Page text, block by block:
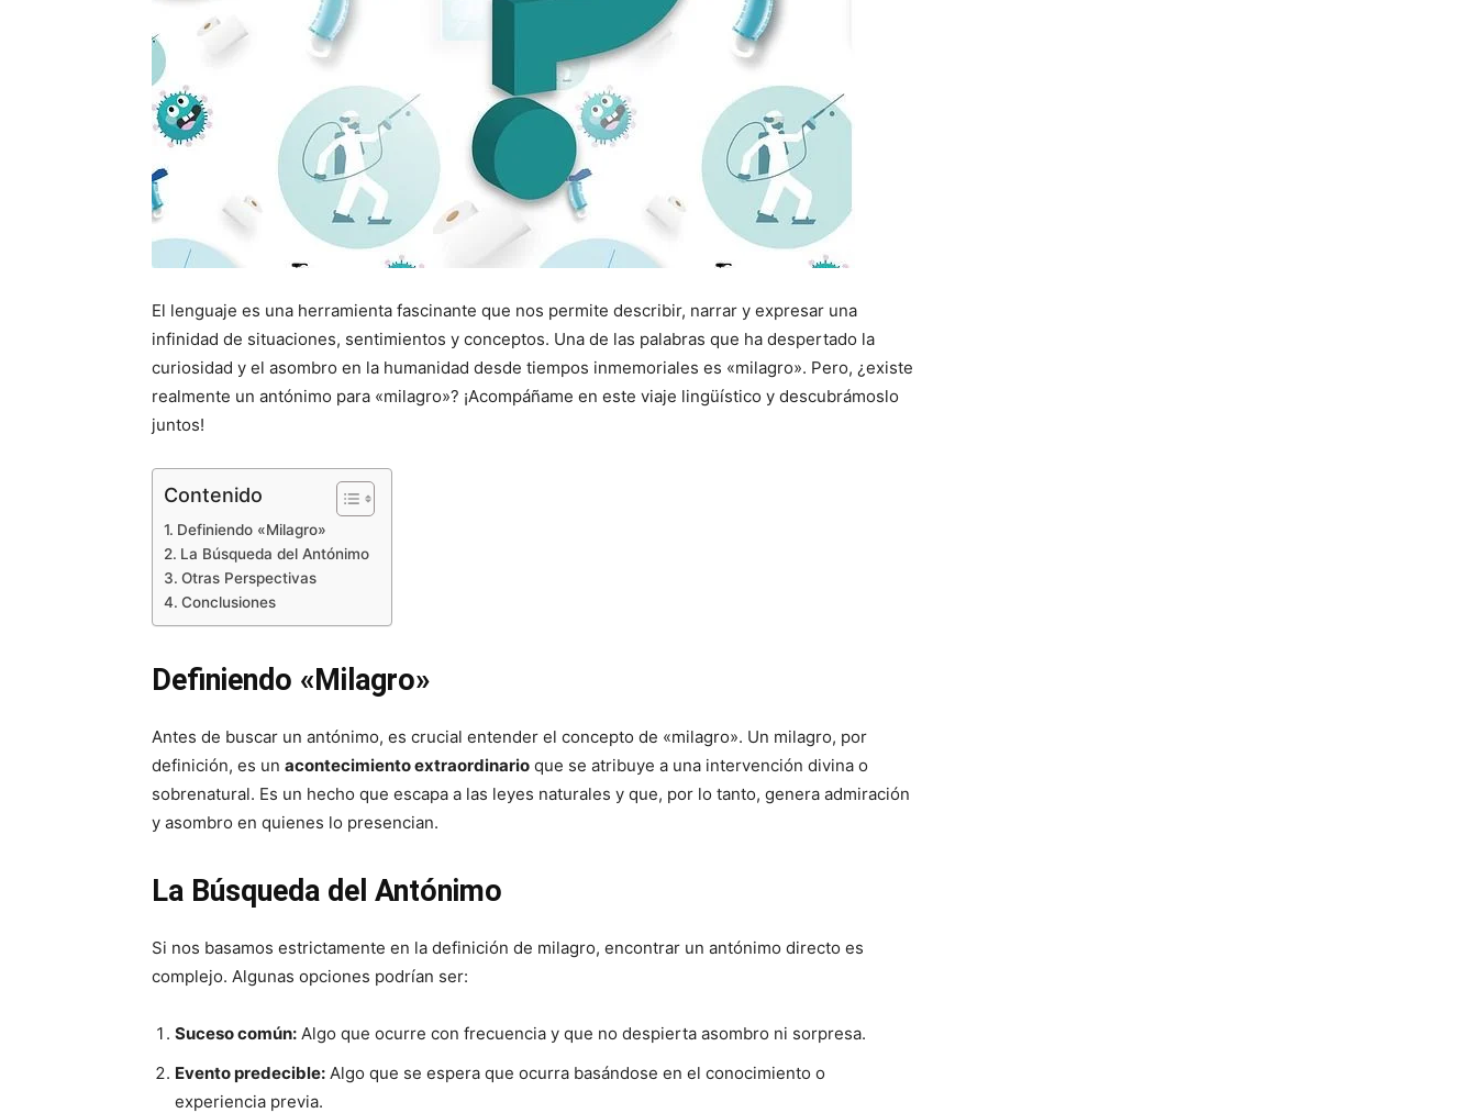
El lenguaje es una herramienta fascinante que nos permite describir, narrar y expresar una
infinidad de situaciones, sentimientos y conceptos. Una de las palabras que ha despertado la
curiosidad y el asombro en la humanidad desde tiempos inmemoriales es «milagro». Pero, ¿existe
realmente un antónimo para «milagro»? ¡Acompáñame en este viaje lingüístico y descubrámoslo
juntos!
Contenido
Definiendo «Milagro»
La Búsqueda del Antónimo
Otras Perspectivas
Conclusiones
Definiendo «Milagro»
Antes de buscar un antónimo, es crucial entender el concepto de «milagro». Un milagro, por
definición, es un acontecimiento extraordinario que se atribuye a una intervención divina o
sobrenatural. Es un hecho que escapa a las leyes naturales y que, por lo tanto, genera admiración
y asombro en quienes lo presencian.
La Búsqueda del Antónimo
Si nos basamos estrictamente en la definición de milagro, encontrar un antónimo directo es
complejo. Algunas opciones podrían ser:
Suceso común: Algo que ocurre con frecuencia y que no despierta asombro ni sorpresa.
Evento predecible: Algo que se espera que ocurra basándose en el conocimiento o
experiencia previa.